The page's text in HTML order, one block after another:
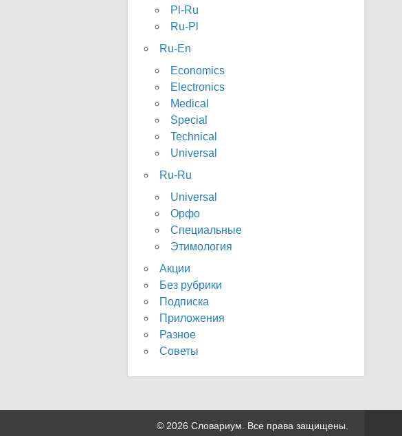
Pl-Ru
Ru-Pl
Ru-En
Economics
Electronics
Medical
Special
Technical
Universal
Ru-Ru
Universal
Орфо
Специальные
Этимология
Акции
Без рубрики
Подписка
Приложения
Разное
Советы
© 2026 Словариум. Все права защищены.